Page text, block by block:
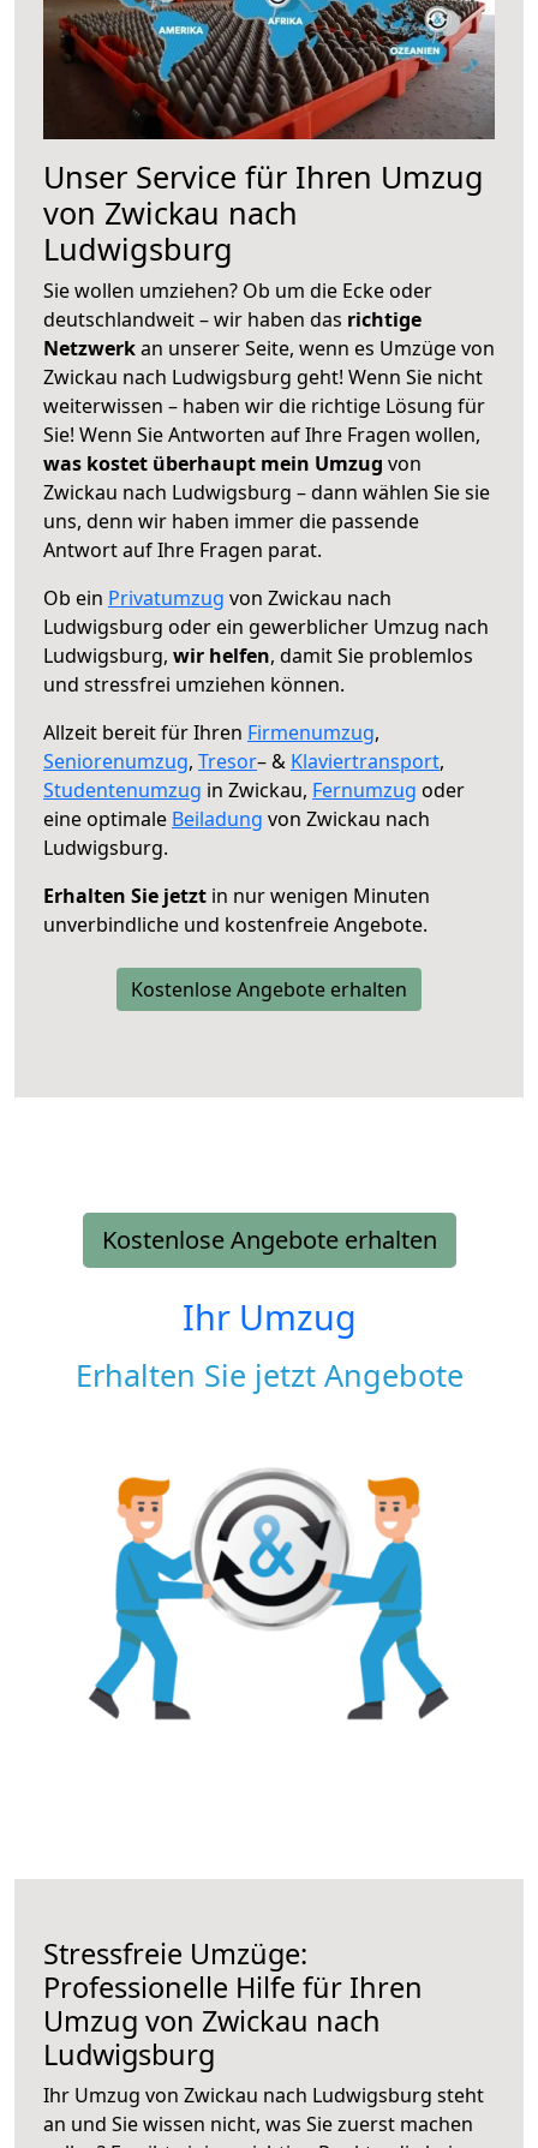
Unser Service für Ihren Umzug
von Zwickau nach
Ludwigsburg
Sie wollen umziehen? Ob um die Ecke oder
deutschlandweit – wir haben das richtige
Netzwerkan unserer Seite, wenn es Umzüge von
Zwickau nach Ludwigsburg geht! Wenn Sie nicht
weiterwissen – haben wir die richtige Lösung für
Sie! Wenn Sie Antworten auf Ihre Fragen wollen,
was kostet überhaupt mein Umzug von
Zwickau nach Ludwigsburg – dann wählen Sie sie
uns, denn wir haben immer die passende
Antwort auf Ihre Fragen parat.
Ob ein Privatumzug von Zwickau nach
Ludwigsburg oder ein gewerblicher Umzug nach
Ludwigsburg, wir helfen, damit Sie problemlos
und stressfrei umziehen können.
Allzeit bereit für Ihren Firmenumzug,
Seniorenumzug, Tresor– & Klaviertransport,
Studentenumzug in Zwickau, Fernumzug oder
eine optimale Beiladung von Zwickau nach
Ludwigsburg.
Erhalten Sie jetzt in nur wenigen Minuten
unverbindliche und kostenfreie Angebote.
Kostenlose Angebote erhalten
Kostenlose Angebote erhalten
Ihr Umzug
Erhalten Sie jetzt Angebote
Stressfreie Umzüge:
Professionelle Hilfe für Ihren
Umzug von Zwickau nach
Ludwigsburg
Ihr Umzug von Zwickau nach Ludwigsburg steht
an und Sie wissen nicht, was Sie zuerst machen